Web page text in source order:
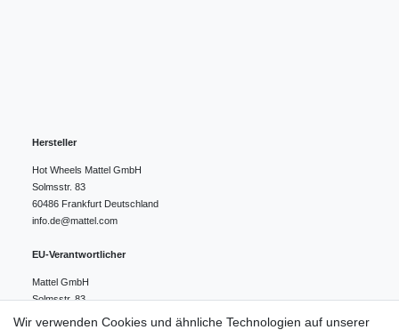
Hersteller
Hot Wheels Mattel GmbH
Solmsstr. 83
60486 Frankfurt Deutschland
info.de@mattel.com
EU-Verantwortlicher
Mattel GmbH
Solmsstr. 83
Frankfurt
Deutschland
Wir verwenden Cookies und ähnliche Technologien auf unserer